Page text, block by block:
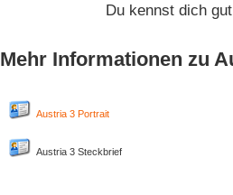
Du kennst dich
Mehr Informationen zu
Austria 3 Portrait
Austria 3 Steckbrief